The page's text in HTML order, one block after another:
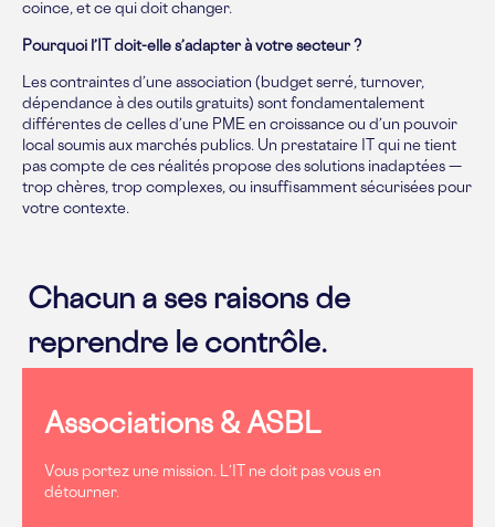
coince, et ce qui doit changer.
Pourquoi l’IT doit-elle s’adapter à votre secteur ?
Les contraintes d’une association (budget serré, turnover,
dépendance à des outils gratuits) sont fondamentalement
différentes de celles d’une PME en croissance ou d’un pouvoir
local soumis aux marchés publics. Un prestataire IT qui ne tient
pas compte de ces réalités propose des solutions inadaptées —
trop chères, trop complexes, ou insuffisamment sécurisées pour
votre contexte.
Chacun a ses raisons de
reprendre le contrôle.
Associations & ASBL
Vous portez une mission. L’IT ne doit pas vous en
détourner.